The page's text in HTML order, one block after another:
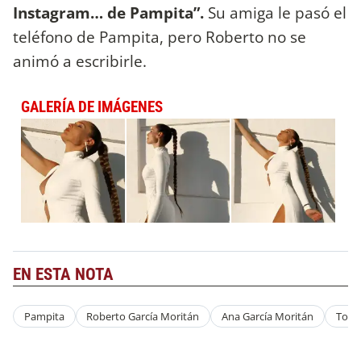
Instagram… de Pampita”. Su amiga le pasó el
teléfono de Pampita, pero Roberto no se
animó a escribirle.
GALERÍA DE IMÁGENES
EN ESTA NOTA
Pampita Roberto García Moritán Ana García Moritán